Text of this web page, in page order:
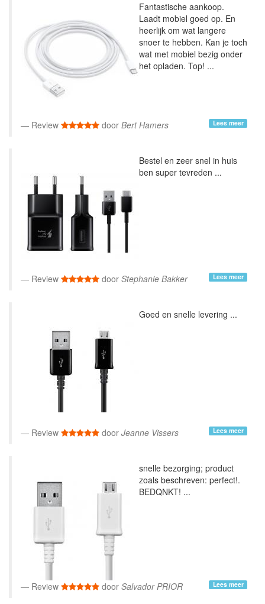
Fantastische aankoop.
Laadt mobiel goed op. En
heerlijk om wat langere
snoer te hebben. Kan je toch
wat met mobiel bezig onder
het opladen. Top! ...
Review door Bert Hamers Lees meer
Bestel en zeer snel in huis
ben super tevreden ...
Review door Stephanie Bakker Lees meer
Goed en snelle levering ...
Review door Jeanne Vissers Lees meer
snelle bezorging; product
zoals beschreven: perfect!.
BEDQNKT! ...
Review door Salvador PRIOR Lees meer